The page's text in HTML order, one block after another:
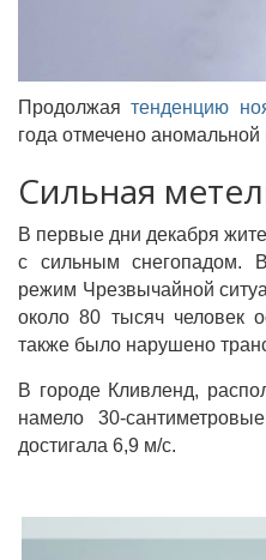
Продолжаятенденцию
года отмечено аномальной
Сильная
В первые дни декабря
с сильным снегопадом.
режим Чрезвычайной
около 80 тысяч человек
также было нарушено
В городе Кливленд,
намело 30-
достигала 6,9 м/с.